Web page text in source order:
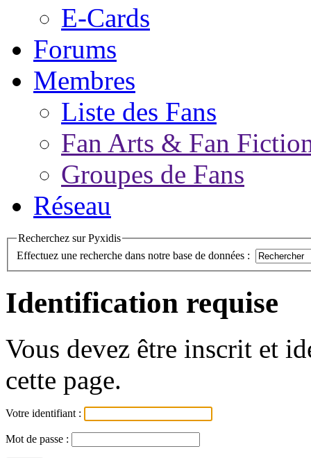
E-Cards
Forums
Membres
Liste des Fans
Fan Arts & Fan
Groupes de Fans
Réseau
Recherchez sur Pyxidis
Effectuez une recherche dans notre base de données :
Identification requise
Vous devez être inscrit et
cette page.
Votre identifiant :
Mot de passe :